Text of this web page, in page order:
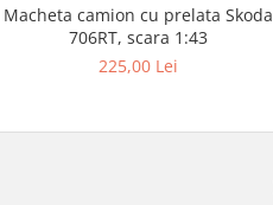
Macheta camion cu prelata Skoda
706RT, scara 1:43
225,00 Lei